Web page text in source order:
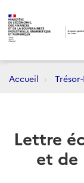
Accueil
Lettre
et de